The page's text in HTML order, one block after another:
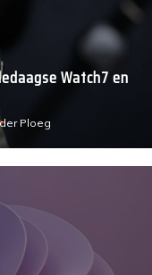
Watch7 en
Ploeg